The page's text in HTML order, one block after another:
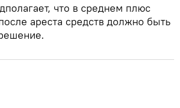
что в среднем плюс
ареста средств должно быть